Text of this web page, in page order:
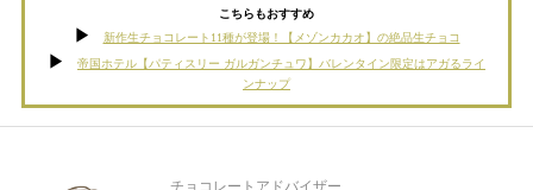
こちらもおすすめ
新作生チョコレート11種が登場！【メゾンカカオ】の絶品生チョコ
帝国ホテル【パティスリー ガルガンチュワ】バレンタイン限定はアガるライ
ンナップ
チョコレートアドバイザー